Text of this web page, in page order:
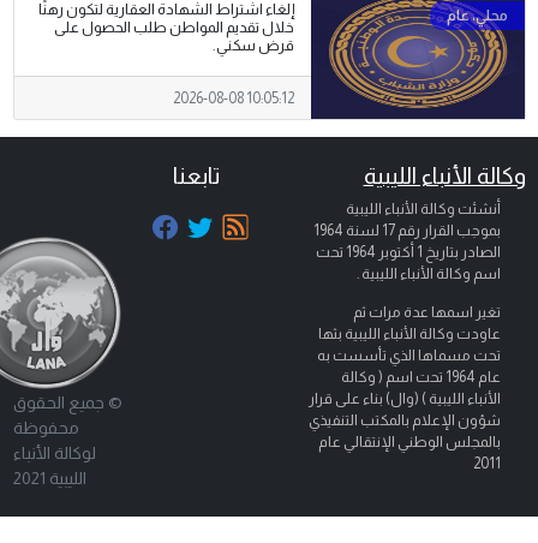
إلغاء اشتراط الشهادة العقارية لتكون رهنًا
خلال تقديم المواطن طلب الحصول على
قرض سكني.
2026-08-08 10:05:12
وكالة الأنباء الليبية
أنشئت وكالة الأنباء الليبية
بموجب القرار رقم 17 لسنة 1964
الصادر بتاريخ 1 أكتوبر 1964
تحت
اسم وكالة الأنباء الليبية .
تغير اسمها عدة مرات ثم
عاودت وكالة الأنباء الليبية بثها
تحت مسماها الذي تأسست به
عام 1964 تحت اسم ( وكالة
الأنباء الليبية ) (وال) بناء على قرار
شؤون الإعلام بالمكتب التنفيذي
بالمجلس الوطني الإنتقالي عام
2011
تابعنا
© جميع الحقوق
محفوظة
لوكالة الأنباء
الليبية 2021